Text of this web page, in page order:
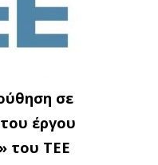
σε
έργου
του ΤΕΕ